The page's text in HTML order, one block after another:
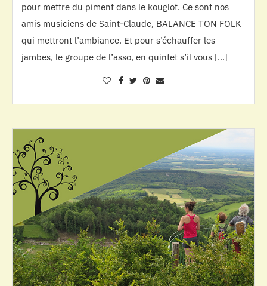
pour mettre du piment dans le kouglof. Ce sont nos
amis musiciens de Saint-Claude, BALANCE TON FOLK
qui mettront l’ambiance. Et pour s’échauffer les
jambes, le groupe de l’asso, en quintet s’il vous […]